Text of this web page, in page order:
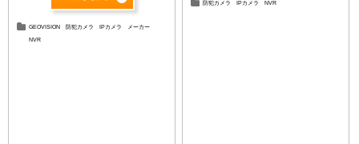
GEOVISION 防犯カメラ IPカメラ メーカー
NVR
防犯カメラ IPカメラ NVR